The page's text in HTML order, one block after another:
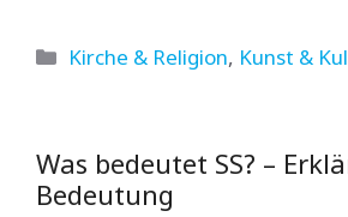
Kategorien
Kirche & Religion, Kunst &
Was bedeutet SS? –
Bedeutung